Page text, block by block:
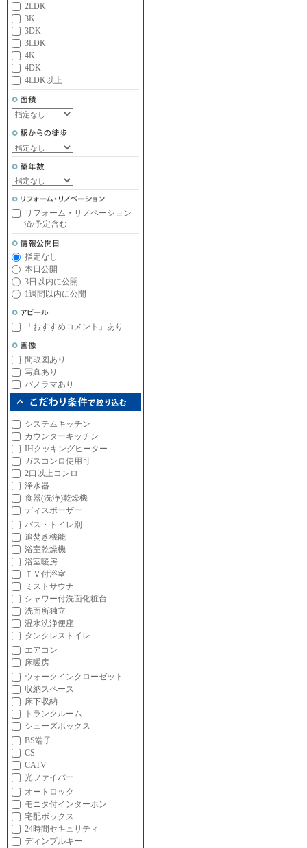
2LDK
3K
3DK
3LDK
4K
4DK
4LDK以上
リフォーム・リノベーション
済/予定含む
指定なし
本日公開
3日以内に公開
1週間以内に公開
「おすすめコメント」あり
間取図あり
写真あり
パノラマあり
システムキッチン
カウンターキッチン
IHクッキングヒーター
ガスコンロ使用可
2口以上コンロ
浄水器
食器(洗浄)乾燥機
ディスポーザー
バス・トイレ別
追焚き機能
浴室乾燥機
浴室暖房
ＴＶ付浴室
ミストサウナ
シャワー付洗面化粧台
洗面所独立
温水洗浄便座
タンクレストイレ
エアコン
床暖房
ウォークインクローゼット
収納スペース
床下収納
トランクルーム
シューズボックス
BS端子
CS
CATV
光ファイバー
オートロック
モニタ付インターホン
宅配ボックス
24時間セキュリティ
ディンプルキー